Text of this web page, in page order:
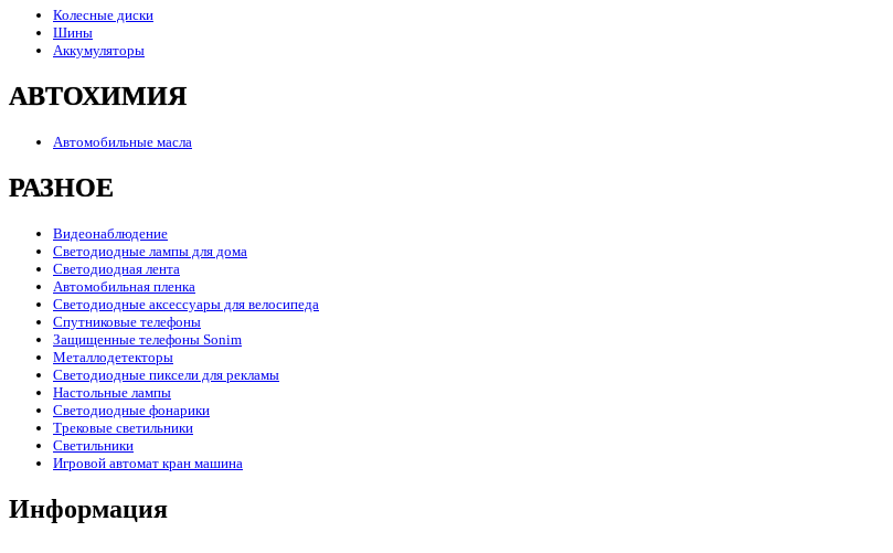
Колесные диски
Шины
Аккумуляторы
АВТОХИМИЯ
Автомобильные масла
РАЗНОЕ
Видеонаблюдение
Светодиодные лампы для дома
Светодиодная лента
Автомобильная пленка
Светодиодные аксессуары для велосипеда
Спутниковые телефоны
Защищенные телефоны Sonim
Металлодетекторы
Светодиодные пиксели для рекламы
Настольные лампы
Светодиодные фонарики
Трековые светильники
Светильники
Игровой автомат кран машина
Информация